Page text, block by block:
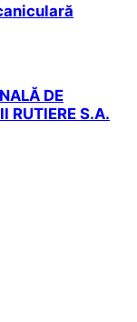
DE
RUTIERE S.A.